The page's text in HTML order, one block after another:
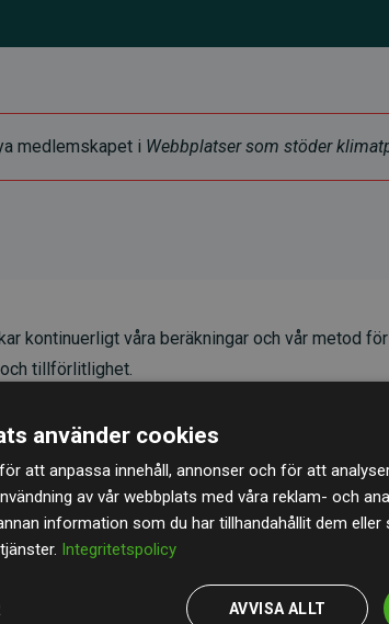
medlemskapet i Webbplatser som stöder
kontinuerligt våra beräkningar och vår metod för
tillförlitlighet.
beräknade CO₂-utsläppen
tydligt bevis på att vårt arbetssätt ger mätbar
använder cookies
att anpassa innehåll, annonser och för att
av vår webbplats med våra reklam- och
information som du har tillhandahållit dem
Integritetspolicy
AVVISA ALLT